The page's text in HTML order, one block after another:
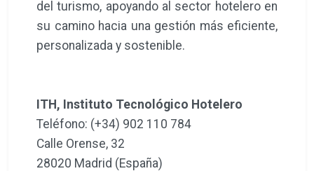
del turismo, apoyando al sector hotelero en
su camino hacia una gestión más eficiente,
personalizada y sostenible.
ITH, Instituto Tecnológico Hotelero
Teléfono: (+34) 902 110 784
Calle Orense, 32
28020 Madrid (España)